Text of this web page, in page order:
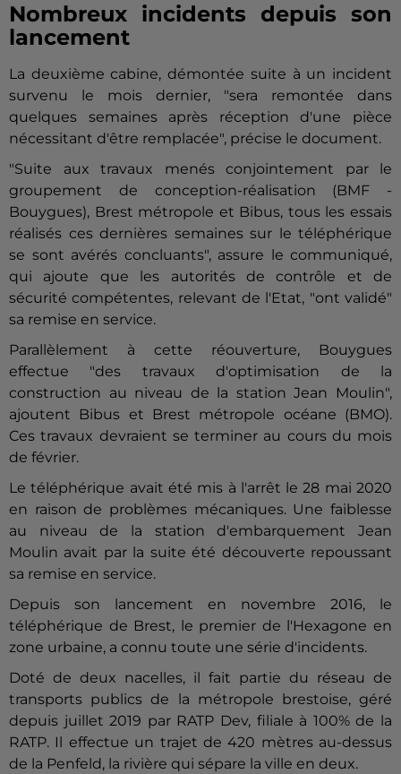
Nombreux incidents depuis son
lancement
La deuxième cabine, démontée suite à un incident
survenu le mois dernier, "sera remontée dans
quelques semaines après réception d'une pièce
nécessitant d'être remplacée", précise le document.
"Suite aux travaux menés conjointement par le
groupement de conception-réalisation (BMF -
Bouygues), Brest métropole et Bibus, tous les essais
réalisés ces dernières semaines sur le téléphérique
se sont avérés concluants", assure le communiqué,
qui ajoute que les autorités de contrôle et de
sécurité compétentes, relevant de l'Etat, "ont validé"
sa remise en service.
Parallèlement à cette réouverture, Bouygues
effectue "des travaux d'optimisation de la
construction au niveau de la station Jean Moulin",
ajoutent Bibus et
Brest métropole océane (BMO).
Ces travaux devraient se terminer au cours du mois
de février.
Le téléphérique avait été mis à l'arrêt le 28 mai 2020
en raison de problèmes mécaniques. Une faiblesse
au niveau de la station d'embarquement Jean
Moulin avait par la suite été découverte repoussant
sa remise en service.
Depuis son lancement en novembre 2016, le
téléphérique de Brest, le premier de l'Hexagone en
zone urbaine, a connu toute une série d'incidents.
Doté de deux nacelles, il fait partie du réseau de
transports publics de la métropole
brestoise, géré
depuis juillet 2019 par RATP Dev, filiale à 100% de la
RATP. Il effectue un trajet de 420 mètres au-dessus
de la Penfeld, la rivière qui sépare la ville en deux.